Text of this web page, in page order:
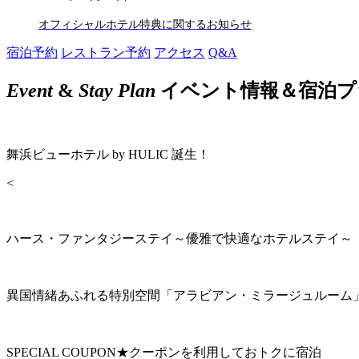
オフィシャルホテル特典に関するお知らせ
宿泊予約 レストラン予約 アクセス Q&A
Event& Stay Plan イベント情報＆宿泊
舞浜ビューホテル by HULIC 誕生！
<
ハース・ファンタジーステイ～優雅で快適なホテルステイ～
異国情緒あふれる特別空間「アラビアン・ミラージュルーム
SPECIAL COUPON★クーポンを利用しておトクに宿泊